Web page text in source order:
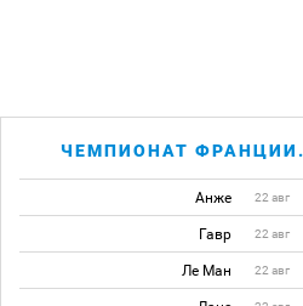
ЧЕМПИОНАТ ФРАНЦИИ.
Анже 22 авг
Гавр 22 авг
Ле Ман 22 авг